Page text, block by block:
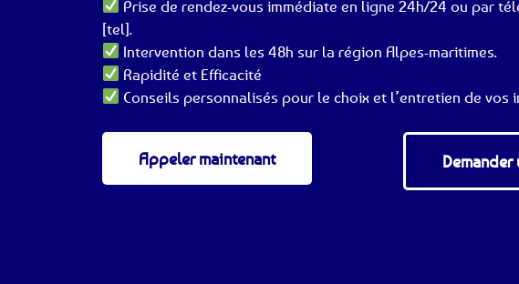
Prise de rendez-vous immédiate en ligne 24h/24 ou par
[tel].
Intervention dans les 48h sur la région Alpes-maritimes.
Rapidité et Efficacité
Conseils personnalisés pour le choix et l’entretien de vos
Appeler maintenant Demander